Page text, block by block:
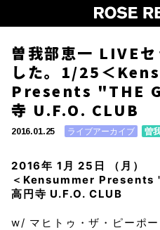
曽我部恵一 LIVE
した。1/25＜
Presents "THE
寺 U.F.O. CLUB
2016.01.25 ライブアーカイブ 曽
2016年 1月 25日 （月）
＜Kensummer Presents
高円寺 U.F.O. CLUB
w/ マヒトゥ・ザ・ピーポー